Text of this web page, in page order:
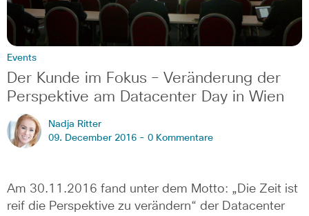
Events
Der Kunde im Fokus – Veränderung der
Perspektive am Datacenter Day in Wien
Nadja Ritter
09. December 2016 - 0 Kommentare
Am 30.11.2016 fand unter dem Motto: „Die Zeit ist
reif die Perspektive zu verändern“ der Datacenter